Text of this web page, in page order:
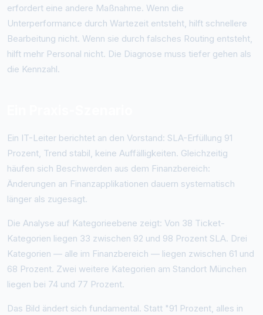
erfordert eine andere Maßnahme. Wenn die
Unterperformance durch Wartezeit entsteht, hilft schnellere
Bearbeitung nicht. Wenn sie durch falsches Routing entsteht,
hilft mehr Personal nicht. Die Diagnose muss tiefer gehen als
die Kennzahl.
Ein IT-Leiter berichtet an den Vorstand: SLA-Erfüllung 91
Prozent, Trend stabil, keine Auffälligkeiten. Gleichzeitig
häufen sich Beschwerden aus dem Finanzbereich:
Änderungen an Finanzapplikationen dauern systematisch
länger als zugesagt.
Die Analyse auf Kategorieebene zeigt: Von 38 Ticket-
Kategorien liegen 33 zwischen 92 und 98 Prozent SLA. Drei
Kategorien — alle im Finanzbereich — liegen zwischen 61 und
68 Prozent. Zwei weitere Kategorien am Standort München
liegen bei 74 und 77 Prozent.
Das Bild ändert sich fundamental. Statt "91 Prozent, alles in